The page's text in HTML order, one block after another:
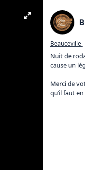
Beauceville
Nuit de
cause un
Merci de
qu’il faut